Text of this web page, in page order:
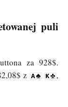
puli
za 928$.
z
,